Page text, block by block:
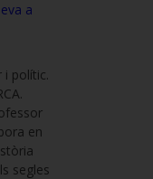
a
i polític.
en
segles